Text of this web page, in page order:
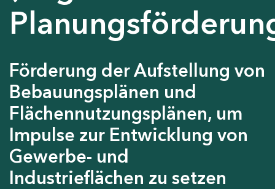
Förderung der Aufstellung von
Bebauungsplänen und
Flächennutzungsplänen, um
Impulse zur Entwicklung von
Gewerbe- und
Industrieflächen zu setzen